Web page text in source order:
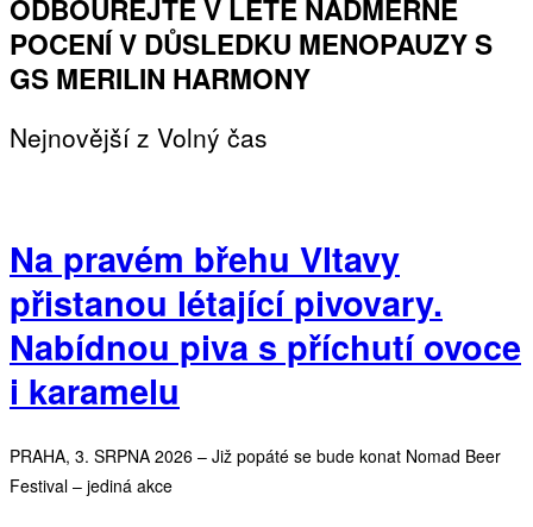
ODBOUREJTE V LÉTĚ NADMĚRNÉ
POCENÍ V DŮSLEDKU MENOPAUZY S
GS MERILIN HARMONY
Nejnovější z Volný čas
Na pravém břehu Vltavy
přistanou létající pivovary.
Nabídnou piva s příchutí ovoce
i karamelu
PRAHA, 3. SRPNA 2026 – Již popáté se bude konat Nomad Beer
Festival – jediná akce